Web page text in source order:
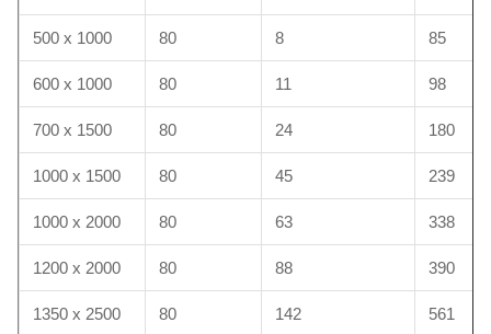
500 x 1000 80 8 85
600 x 1000 80 11 98
700 x 1500 80 24 180
1000 x 1500 80 45 239
1000 x 2000 80 63 338
1200 x 2000 80 88 390
1350 x 2500 80 142 561